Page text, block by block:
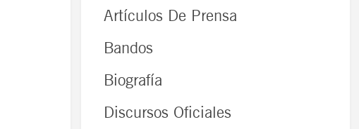
Artículos De Prensa
Bandos
Biografía
Discursos Oficiales